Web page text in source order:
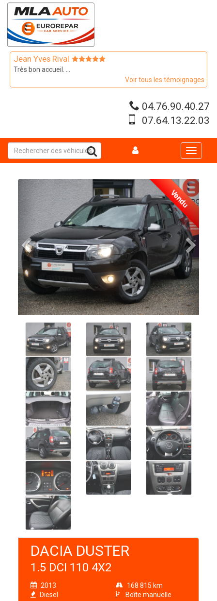
Aller
contenu
principal
Jean Yves Rival
Très bon accueil. ...
Voir tous les témoignages
04.76.90.40.27
07.64.13.22.03
Toggle
Vendu
DACIA DUSTER
1.5 DCI 110 4X2
2013
168 815 km
Diesel
Boîte manuelle